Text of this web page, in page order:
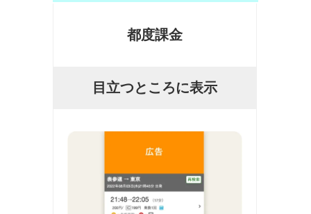
都度課金
目立つところに表示